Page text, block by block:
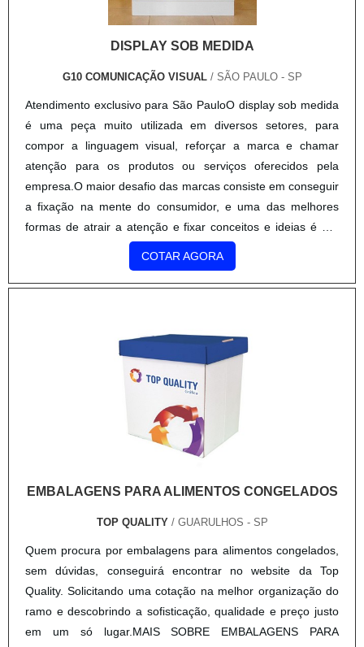
DISPLAY SOB MEDIDA
G10 COMUNICAÇÃO VISUAL/ SÃO PAULO - SP
Atendimento exclusivo para São PauloO display sob medida
é uma peça muito utilizada em diversos setores, para
compor a linguagem visual, reforçar a marca e chamar
atenção para os produtos ou serviços oferecidos pela
empresa.O maior desafio das marcas consiste em conseguir
a fixação na mente do consumidor, e uma das melhores
formas de atrair a atenção e fixar conceitos e ideias é por
meios visuais.Atualmente, muitos investimentos são feitos
para que marca e produto alcancem visibilidade de aceita.
COTAR AGORA
EMBALAGENS PARA ALIMENTOS CONGELADOS
TOP QUALITY/ GUARULHOS - SP
Quem procura por embalagens para alimentos congelados,
sem dúvidas, conseguirá encontrar no website da Top
Quality. Solicitando uma cotação na melhor organização do
ramo e descobrindo a sofisticação, qualidade e preço justo
em um só lugar.MAIS SOBRE EMBALAGENS PARA